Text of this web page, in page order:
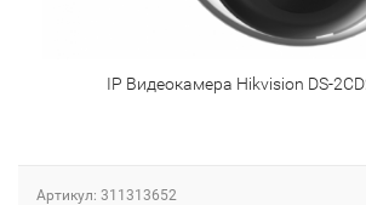
IP Видеокамера Hikvision DS-
Артикул: 311313652